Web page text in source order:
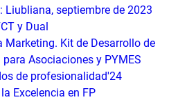
Liubliana, septiembre de 2023
y Dual
Marketing. Kit de Desarrollo de
Asociaciones y PYMES
de profesionalidad'24
Excelencia en FP